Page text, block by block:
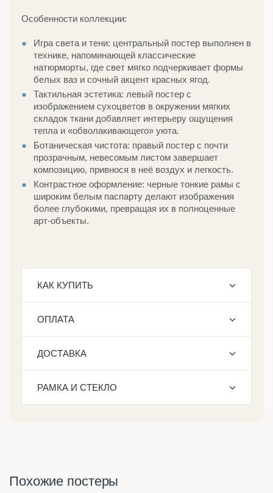
Особенности коллекции:
Игра света и тени: центральный постер выполнен в
технике, напоминающей классические
натюрморты, где свет мягко подчеркивает формы
белых ваз и сочный акцент красных ягод.
Тактильная эстетика: левый постер с
изображением сухоцветов в окружении мягких
складок ткани добавляет интерьеру ощущения
тепла и «обволакивающего» уюта.
Ботаническая чистота: правый постер с почти
прозрачным, невесомым листом завершает
композицию, привнося в неё воздух и легкость.
Контрастное оформление: черные тонкие рамы с
широким белым паспарту делают изображения
более глубокими, превращая их в полноценные
арт-объекты.
КАК КУПИТЬ
ОПЛАТА
ДОСТАВКА
РАМКА И СТЕКЛО
Похожие постеры